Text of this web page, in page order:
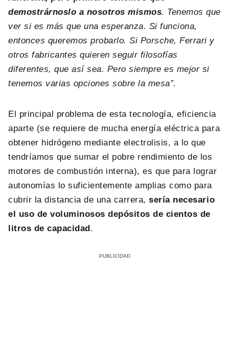
demostrárnoslo a nosotros mismos. Tenemos que
ver si es más que una esperanza. Si funciona,
entonces queremos probarlo. Si Porsche, Ferrari y
otros fabricantes quieren seguir filosofías
diferentes, que así sea. Pero siempre es mejor si
tenemos varias opciones sobre la mesa”.
El principal problema de esta tecnología, eficiencia
aparte (se requiere de mucha energía eléctrica para
obtener hidrógeno mediante electrolisis, a lo que
tendríamos que sumar el pobre rendimiento de los
motores de combustión interna), es que para lograr
autonomías lo suficientemente amplias como para
cubrir la distancia de una carrera,sería necesario
el uso de voluminosos depósitos de cientos de
litros de capacidad.